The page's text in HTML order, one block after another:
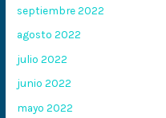
septiembre 2022
agosto 2022
julio 2022
junio 2022
mayo 2022